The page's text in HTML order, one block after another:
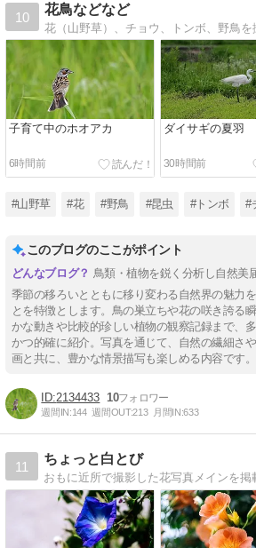
10
花鳥などなど
花（山野草）、チョウ、トンボ、野鳥を
子育て中のホオアカ
6時間前
ダイサギの夏羽
30時間前
#山野草 #花 #野鳥 #昆虫 #トンボ #
このブログのここがポイント
鳥類・植物を鋭く分析し自然美
季節の移ろいとともに移り変わる自然界の魅力
とを特徴とします。鳥の巣立ちや花の咲き誇る
かな動きや比較的珍しい植物の観察記録まで、
かつ的確に紹介。写真を通じて、自然の繊細さ
画と共に、豊かな情景描写も楽しめる内容です。
2134433 10
週間IN:144 週間OUT:213 月間IN:633
11
ちょっと白とび
おもに近所で撮影した花写真メインを掲